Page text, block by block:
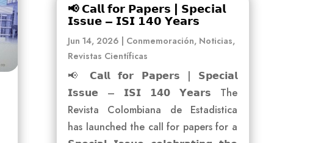
📢 𝗖𝗮𝗹𝗹 𝗳𝗼𝗿 𝗣𝗮𝗽𝗲𝗿𝘀 | 𝗦𝗽𝗲𝗰𝗶𝗮𝗹
𝗜𝘀𝘀𝘂𝗲 – 𝗜𝗦𝗜 𝟭𝟰𝟬 𝗬𝗲𝗮𝗿𝘀
Jun 14, 2026 | Conmemoración, Noticias,
Revistas Científicas
📢 𝗖𝗮𝗹𝗹 𝗳𝗼𝗿 𝗣𝗮𝗽𝗲𝗿𝘀 | 𝗦𝗽𝗲𝗰𝗶𝗮𝗹
𝗜𝘀𝘀𝘂𝗲 – 𝗜𝗦𝗜 𝟭𝟰𝟬 𝗬𝗲𝗮𝗿𝘀 The
Revista Colombiana de Estadistica
has launched the call for papers for a